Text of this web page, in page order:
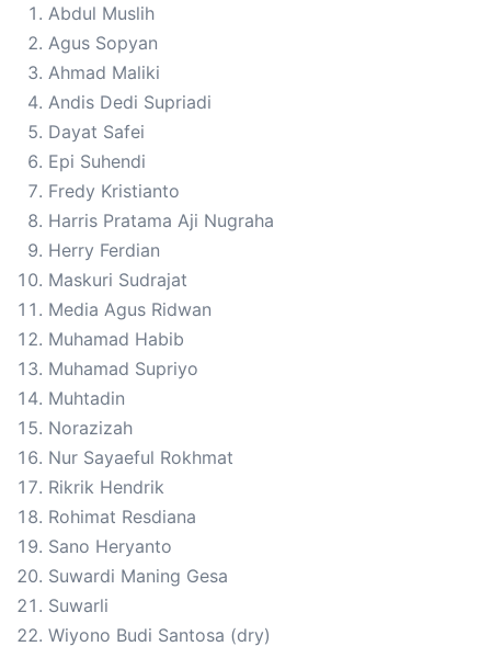
Abdul Muslih
Agus Sopyan
Ahmad Maliki
Andis Dedi Supriadi
Dayat Safei
Epi Suhendi
Fredy Kristianto
Harris Pratama Aji Nugraha
Herry Ferdian
Maskuri Sudrajat
Media Agus Ridwan
Muhamad Habib
Muhamad Supriyo
Muhtadin
Norazizah
Nur Sayaeful Rokhmat
Rikrik Hendrik
Rohimat Resdiana
Sano Heryanto
Suwardi Maning Gesa
Suwarli
Wiyono Budi Santosa (dry)